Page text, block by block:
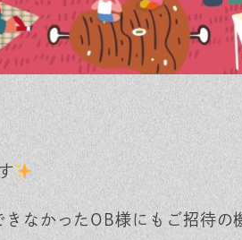
なかったOB様にもご招待の